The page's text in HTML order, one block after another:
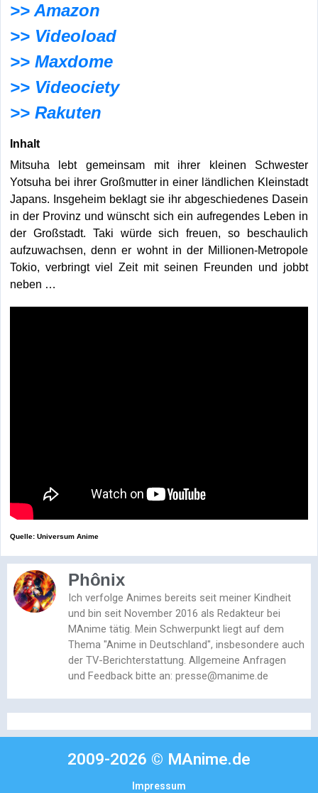
>> Amazon
>> Videoload
>> Maxdome
>> Videociety
>> Rakuten
Inhalt
Mitsuha lebt gemeinsam mit ihrer kleinen Schwester
Yotsuha bei ihrer Großmutter in einer ländlichen Kleinstadt
Japans. Insgeheim beklagt sie ihr abgeschiedenes Dasein
in der Provinz und wünscht sich ein aufregendes Leben in
der Großstadt. Taki würde sich freuen, so beschaulich
aufzuwachsen, denn er wohnt in der Millionen-Metropole
Tokio, verbringt viel Zeit mit seinen Freunden und jobbt
neben …
Quelle: Universum Anime
Phônix
Ich verfolge Animes bereits seit meiner Kindheit
und bin seit November 2016 als Redakteur bei
MAnime tätig. Mein Schwerpunkt liegt auf dem
Thema "Anime in Deutschland", insbesondere auch
der TV-Berichterstattung. Allgemeine Anfragen
und Feedback bitte an: presse@manime.de
2009-2026 © MAnime.de
Impressum